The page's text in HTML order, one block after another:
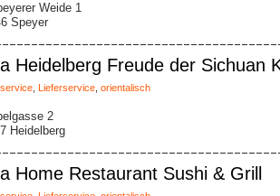
Weide 1
Speyer
Heidelberg Freude der Sichuan
Lieferservice orientalisch
2
Heidelberg
Home Restaurant Sushi & Grill